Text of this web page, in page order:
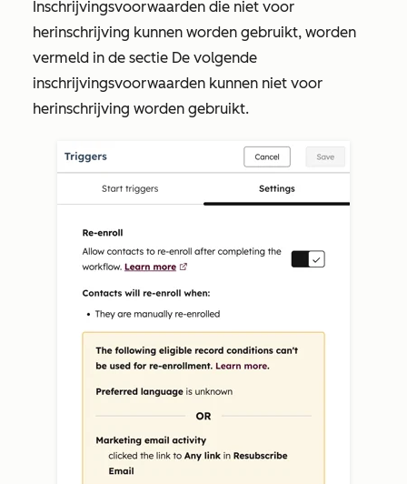
Inschrijvingsvoorwaarden die niet voor
herinschrijving kunnen worden gebruikt, worden
vermeld in de sectie De volgende
inschrijvingsvoorwaarden kunnen niet voor
herinschrijving worden gebruikt.